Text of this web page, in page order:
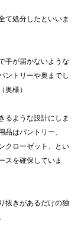
て処分したといいま
手が届かないような
ントリーや奥までし
奥様）
るような設計にしま
品はパントリー、
クローゼット、とい
スを確保していま
抜きがあるだけの独